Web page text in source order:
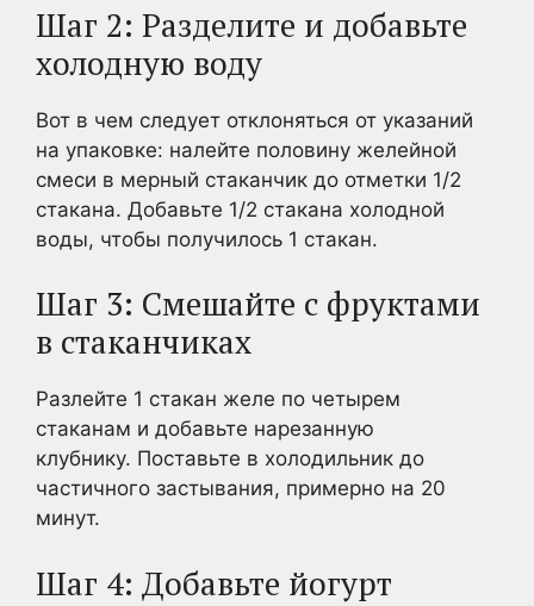
Шаг 2: Разделите и добавьте
холодную воду
Вот в чем следует отклоняться от указаний
на упаковке: налейте половину желейной
смеси в мерный стаканчик до отметки 1/2
стакана. Добавьте 1/2 стакана холодной
воды, чтобы получилось 1 стакан.
Шаг 3: Смешайте с фруктами
в стаканчиках
Разлейте 1 стакан желе по четырем
стаканам и добавьте нарезанную
клубнику. Поставьте в холодильник до
частичного застывания, примерно на 20
минут.
Шаг 4: Добавьте йогурт